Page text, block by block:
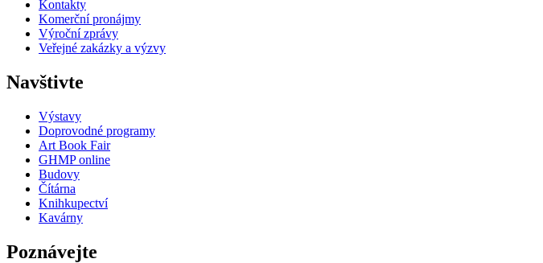
Kontakty
Komerční pronájmy
Výroční zprávy
Veřejné zakázky a výzvy
Navštivte
Výstavy
Doprovodné programy
Art Book Fair
GHMP online
Budovy
Čítárna
Knihkupectví
Kavárny
Poznávejte